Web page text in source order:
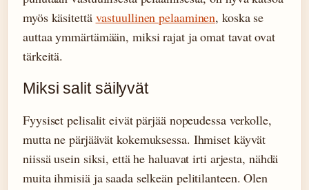
myös käsitettä vastuullinen pelaaminen, koska se
auttaa ymmärtämään, miksi rajat ja omat tavat ovat
tärkeitä.
Miksi salit säilyvät
Fyysiset pelisalit eivät pärjää nopeudessa verkolle,
mutta ne pärjäävät kokemuksessa. Ihmiset käyvät
niissä usein siksi, että he haluavat irti arjesta, nähdä
muita ihmisiä ja saada selkeän pelitilanteen. Olen